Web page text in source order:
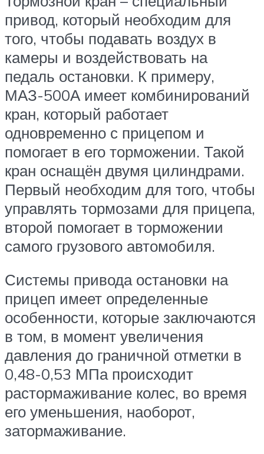
привод, который необходим для
того, чтобы подавать воздух в
камеры и воздействовать на
педаль остановки. К примеру,
МАЗ-500А имеет комбинирований
кран, который работает
одновременно с прицепом и
помогает в его торможении. Такой
кран оснащён двумя цилиндрами.
Первый необходим для того, чтобы
управлять тормозами для прицепа,
второй помогает в торможении
самого грузового автомобиля.
Системы привода остановки на
прицеп имеет определенные
особенности, которые заключаются
в том, в момент увеличения
давления до граничной отметки в
0,48-0,53 МПа происходит
растормаживание колес, во время
его уменьшения, наоборот,
затормаживание.